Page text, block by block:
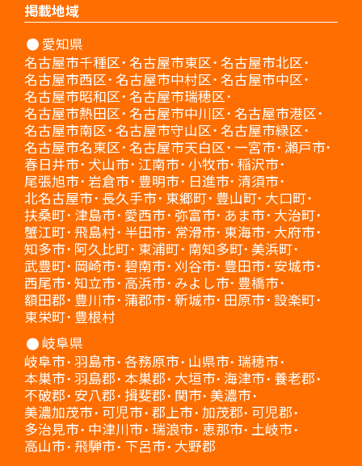
掲載地域
愛知県
名古屋市千種区 名古屋市東区 名古屋市北区
名古屋市西区 名古屋市中村区 名古屋市中区
名古屋市昭和区 名古屋市瑞穂区
名古屋市熱田区 名古屋市中川区 名古屋市港区
名古屋市南区 名古屋市守山区 名古屋市緑区
名古屋市名東区 名古屋市天白区 一宮市 瀬戸市
春日井市 犬山市 江南市 小牧市 稲沢市
尾張旭市 岩倉市 豊明市 日進市 清須市
北名古屋市 長久手市 東郷町 豊山町 大口町
扶桑町 津島市 愛西市 弥富市 あま市 大治町
蟹江町 飛島村 半田市 常滑市 東海市 大府市
知多市 阿久比町 東浦町 南知多町 美浜町
武豊町 岡崎市 碧南市 刈谷市 豊田市 安城市
西尾市 知立市 高浜市 みよし市 豊橋市
額田郡 豊川市 蒲郡市 新城市 田原市 設楽町
東栄町 豊根村
岐阜県
岐阜市 羽島市 各務原市 山県市 瑞穂市
本巣市 羽島郡 本巣郡 大垣市 海津市 養老郡
不破郡 安八郡 揖斐郡 関市 美濃市
美濃加茂市 可児市 郡上市 加茂郡 可児郡
多治見市 中津川市 瑞浪市 恵那市 土岐市
高山市 飛騨市 下呂市 大野郡